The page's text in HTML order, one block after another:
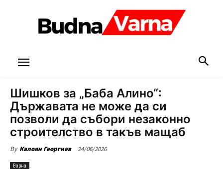
Шишков за „Баба Алино“:
Държавата не може да си
позволи да събори незаконно
строителство в такъв мащаб
By Калоян Георгиев 24/06/2026
Варна